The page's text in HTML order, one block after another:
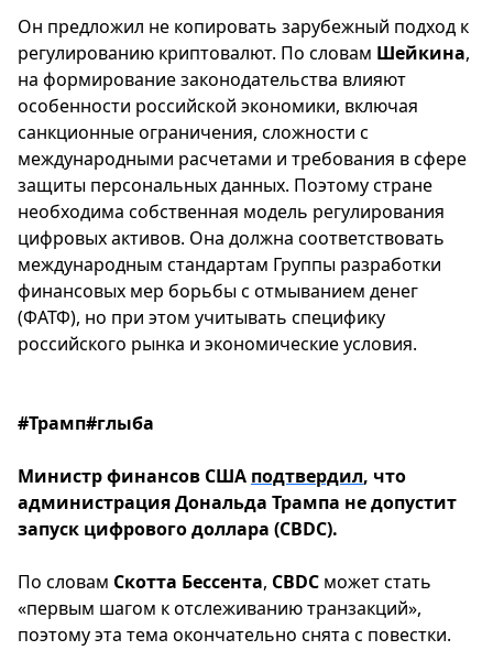
Он предложил не копировать зарубежный подход к
регулированию криптовалют. По словам Шейкина,
на формирование законодательства влияют
особенности российской экономики, включая
санкционные ограничения, сложности с
международными расчетами и требования в сфере
защиты персональных данных. Поэтому стране
необходима собственная модель регулирования
цифровых активов. Она должна соответствовать
международным стандартам Группы разработки
финансовых мер борьбы с отмыванием денег
(ФАТФ), но при этом учитывать специфику
российского рынка и экономические условия.
#Трамп#глыба
Министр финансов США подтвердил, что
администрацияДональда Трампа не допустит
запуск цифрового доллара (CBDC).
По словам Скотта Бессента, CBDC может стать
«первым шагом к отслеживанию транзакций»,
поэтому эта тема окончательно снята с повестки.